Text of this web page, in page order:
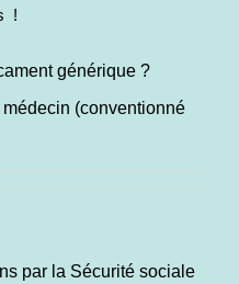
!
générique ?
(conventionné
par la Sécurité sociale